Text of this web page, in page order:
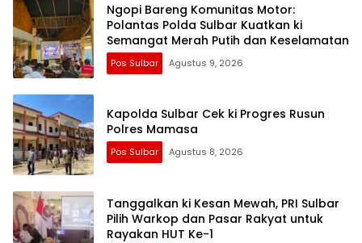
Ngopi Bareng Komunitas Motor:
Polantas Polda Sulbar Kuatkan ki
Semangat Merah Putih dan Keselamatan
Pos Sulbar Agustus 9, 2026
Kapolda Sulbar Cek ki Progres Rusun
Polres Mamasa
Pos Sulbar Agustus 8, 2026
Tanggalkan ki Kesan Mewah, PRI Sulbar
Pilih Warkop dan Pasar Rakyat untuk
Rayakan HUT Ke-1